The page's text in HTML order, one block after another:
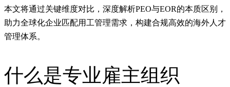
本文将通过关键维度对比，深度解析PEO与EOR的本质区别，
助力全球化企业匹配用工管理需求，构建合规高效的海外人才
管理体系。
什么是专业雇主组织